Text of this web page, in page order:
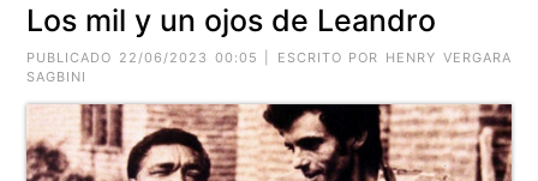
Los mil y un ojos de Leandro
PUBLICADO 22/06/2023 00:05 | ESCRITO POR HENRY VERGARA
SAGBINI